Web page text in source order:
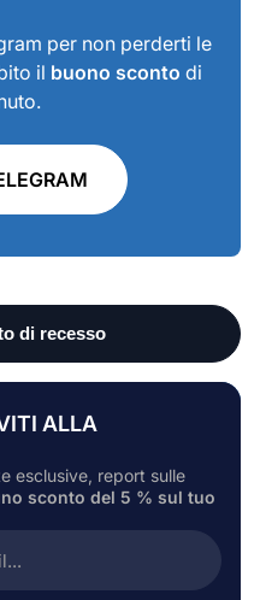
per non perderti le
il buono sconto di
ALLA
esclusive, report sulle
sconto del 5 % sul tuo